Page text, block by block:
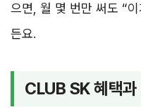
으면, 월 몇 번만 써도 “
든요.
CLUB SK 혜택과